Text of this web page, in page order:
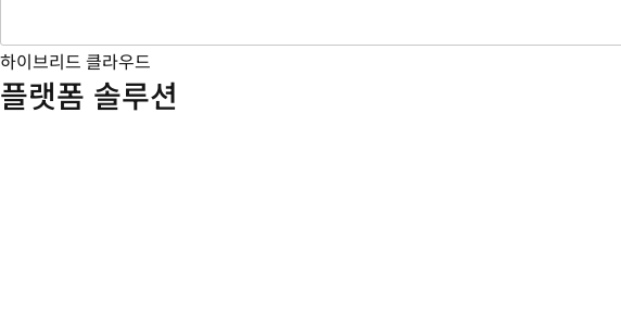
하이브리드 클라우드
플랫폼 솔루션